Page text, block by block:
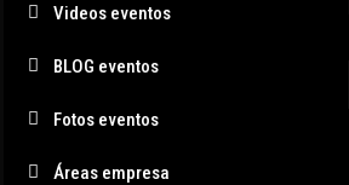
Videos eventos
BLOG eventos
Fotos eventos
Áreas empresa